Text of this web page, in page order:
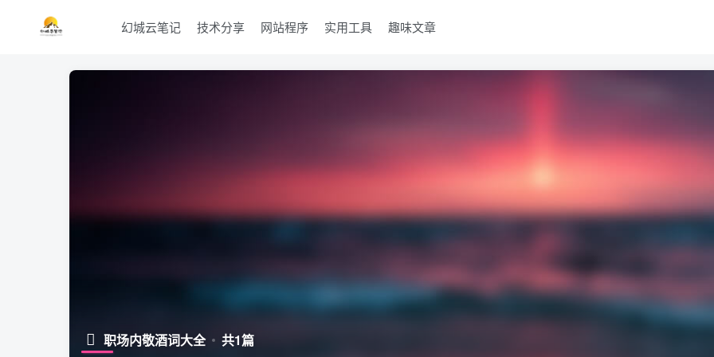
幻城云笔记 技术分享 网站程序 实用工具 趣味文章
职场内敬酒词大全 共1篇